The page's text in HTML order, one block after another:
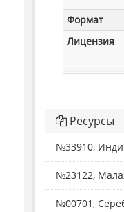
Формат
Лицензия
Ресурсы
№33910,
№23122,
№00701,